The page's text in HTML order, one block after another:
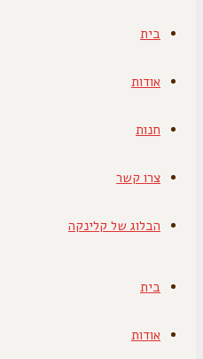
בית
אודות
חנות
צרו קשר
הבלוג של קלינקה
בית
אודות